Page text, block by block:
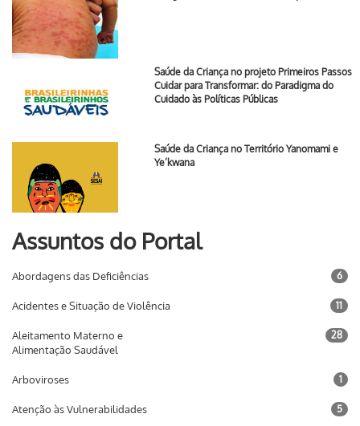
Saúde da Criança no projeto Primeiros Passos
Cuidar para Transformar: do Paradigma do
Cuidado às Políticas Públicas
Saúde da Criança no Território Yanomami e
Ye’kwana
Assuntos do Portal
Abordagens das Deficiências 6
Acidentes e Situação de Violência 11
Aleitamento Materno e
Alimentação Saudável
28
Arboviroses 1
Atenção às Vulnerabilidades 5